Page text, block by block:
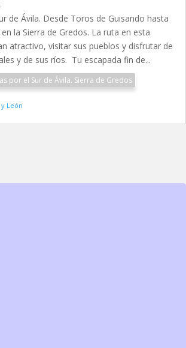
de Ávila. Desde Toros de Guisando hasta
la Sierra de Gredos. La ruta en esta
atractivo, visitar sus pueblos y disfrutar de
y de sus ríos. Tu escapada fin de...
por el Sur de Ávila. Sierra de Gredos
y León